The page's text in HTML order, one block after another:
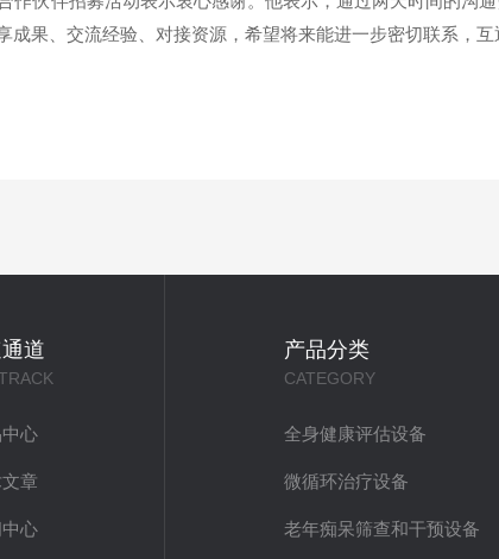
果、交流经验、对接资源，希望将来能进一步密切联系，互
道
心
章
心
产品分类
CATEGORY
全身健康评估设备
微循环治疗设备
老年痴呆筛查和干预设备